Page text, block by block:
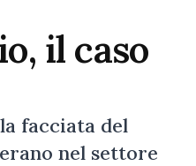
il caso
facciata del
nel settore